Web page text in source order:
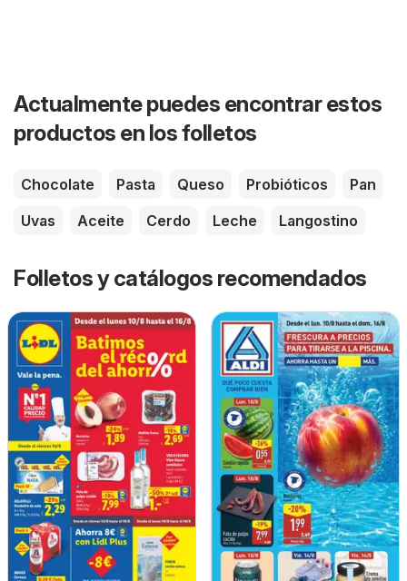
Actualmente puedes encontrar estos
productos en los folletos
Chocolate Pasta Queso Probióticos
Pan
Uvas
Aceite Cerdo Leche Langostino
Folletos y catálogos recomendados